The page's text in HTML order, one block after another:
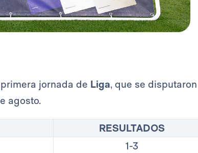
jornada de Liga, que se disputaron
agosto.
RESULTADOS
1-3